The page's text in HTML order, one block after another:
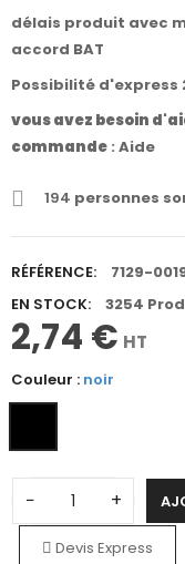
délais produit avec
accord BAT
Possibilité d'express
vous avez besoin
commande : Aide
194 personnes
RÉFÉRENCE:
7129-
EN STOCK:
3254
2,74 € HT
Couleur : noir
− +
Devis Express